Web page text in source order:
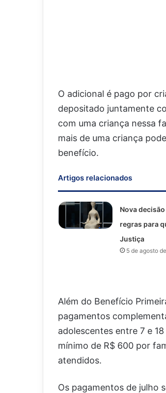
O adicional é pago por
depositado juntamente
com uma criança nessa
mais de uma criança
benefício.
Artigos relacionados
Nova
regras para
Justiça
5 de agosto
Além do Benefício
pagamentos
adolescentes entre 7 e
mínimo de R$ 600 por
atendidos.
Os pagamentos de julho